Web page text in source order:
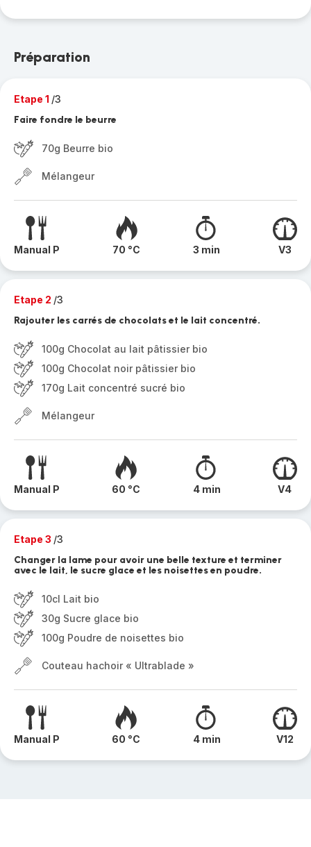
Préparation
Etape 1 /3
Faire fondre le beurre
70g Beurre bio
Mélangeur
Manual P 70 °C 3 min V3
Etape 2 /3
Rajouter les carrés de chocolats et le lait concentré.
100g Chocolat au lait pâtissier bio
100g Chocolat noir pâtissier bio
170g Lait concentré sucré bio
Mélangeur
Manual P 60 °C 4 min V4
Etape 3 /3
Changer la lame pour avoir une belle texture et terminer
avec le lait, le sucre glace et les noisettes en poudre.
10cl Lait bio
30g Sucre glace bio
100g Poudre de noisettes bio
Couteau hachoir « Ultrablade »
Manual P 60 °C 4 min V12